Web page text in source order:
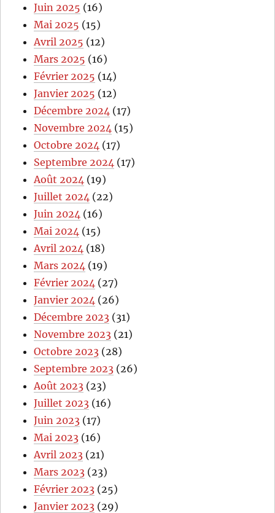
Juin 2025 (16)
Mai 2025 (15)
Avril 2025 (12)
Mars 2025 (16)
Février 2025 (14)
Janvier 2025 (12)
Décembre 2024 (17)
Novembre 2024 (15)
Octobre 2024 (17)
Septembre 2024 (17)
Août 2024 (19)
Juillet 2024 (22)
Juin 2024 (16)
Mai 2024 (15)
Avril 2024 (18)
Mars 2024 (19)
Février 2024 (27)
Janvier 2024 (26)
Décembre 2023 (31)
Novembre 2023 (21)
Octobre 2023 (28)
Septembre 2023 (26)
Août 2023 (23)
Juillet 2023 (16)
Juin 2023 (17)
Mai 2023 (16)
Avril 2023 (21)
Mars 2023 (23)
Février 2023 (25)
Janvier 2023 (29)